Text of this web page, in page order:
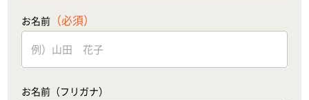
お名前 （必須）
お名前（フリガナ）